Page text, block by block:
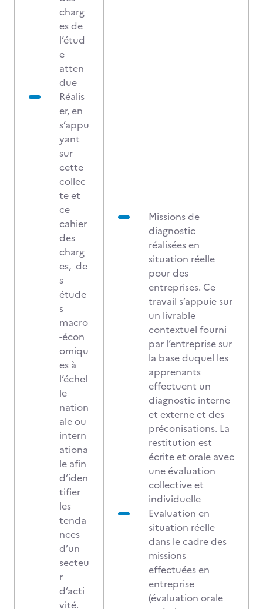
charg
es de
l’étud
e
atten
due
Réalis
er, en
s’appu
yant
sur
cette
collec
te et
ce
cahier
des
charg
es, de
s
étude
s
macro
-écon
omiqu
es à
l’échel
le
nation
ale ou
intern
ationa
le afin
d’iden
tifier
les
tenda
nces
d’un
secteu
r
d’acti
vité.
Missions de
diagnostic
réalisées en
situation réelle
pour des
entreprises. Ce
travail s’appuie sur
un livrable
contextuel fourni
par l’entreprise sur
la base duquel les
apprenants
effectuent un
diagnostic interne
et externe et des
préconisations. La
restitution est
écrite et orale avec
une évaluation
collective et
individuelle
Evaluation en
situation réelle
dans le cadre des
missions
effectuées en
entreprise
(évaluation orale